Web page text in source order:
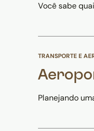
Você sabe
TRANSPORTE E
Planejando